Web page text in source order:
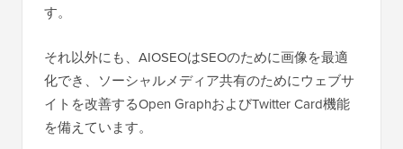
す。
それ以外にも、AIOSEOはSEOのために画像を最適
化でき、ソーシャルメディア共有のためにウェブサ
イトを改善するOpen GraphおよびTwitter Card機能
を備えています。